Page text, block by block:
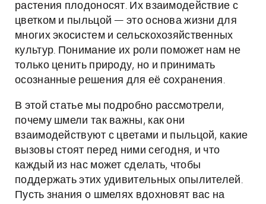
растения плодоносят. Их взаимодействие с
цветком и пыльцой — это основа жизни для
многих экосистем и сельскохозяйственных
культур. Понимание их роли поможет нам не
только ценить природу, но и принимать
осознанные решения для её сохранения.
В этой статье мы подробно рассмотрели,
почему шмели так важны, как они
взаимодействуют с цветами и пыльцой, какие
вызовы стоят перед ними сегодня, и что
каждый из нас может сделать, чтобы
поддержать этих удивительных опылителей.
Пусть знания о шмелях вдохновят вас на